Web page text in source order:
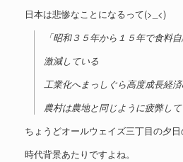
日本は悲惨なことになるって(>_<)
「昭和３５年から１５年で食料
激減している
工業化へまっしぐら高度成長経
農村は農地と同じように疲弊して
ちょうどオールウェイズ三丁目の夕
時代背景あたりですよね。